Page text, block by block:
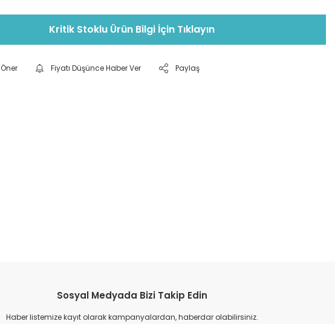
Kritik Stoklu Ürün Bilgi İçin Tıklayın
Fiyatı Düşünce Haber Ver Paylaş
Sosyal Medyada Bizi Takip Edin
Haber listemize kayıt olarak kampanyalardan, haberdar olabilirsiniz.